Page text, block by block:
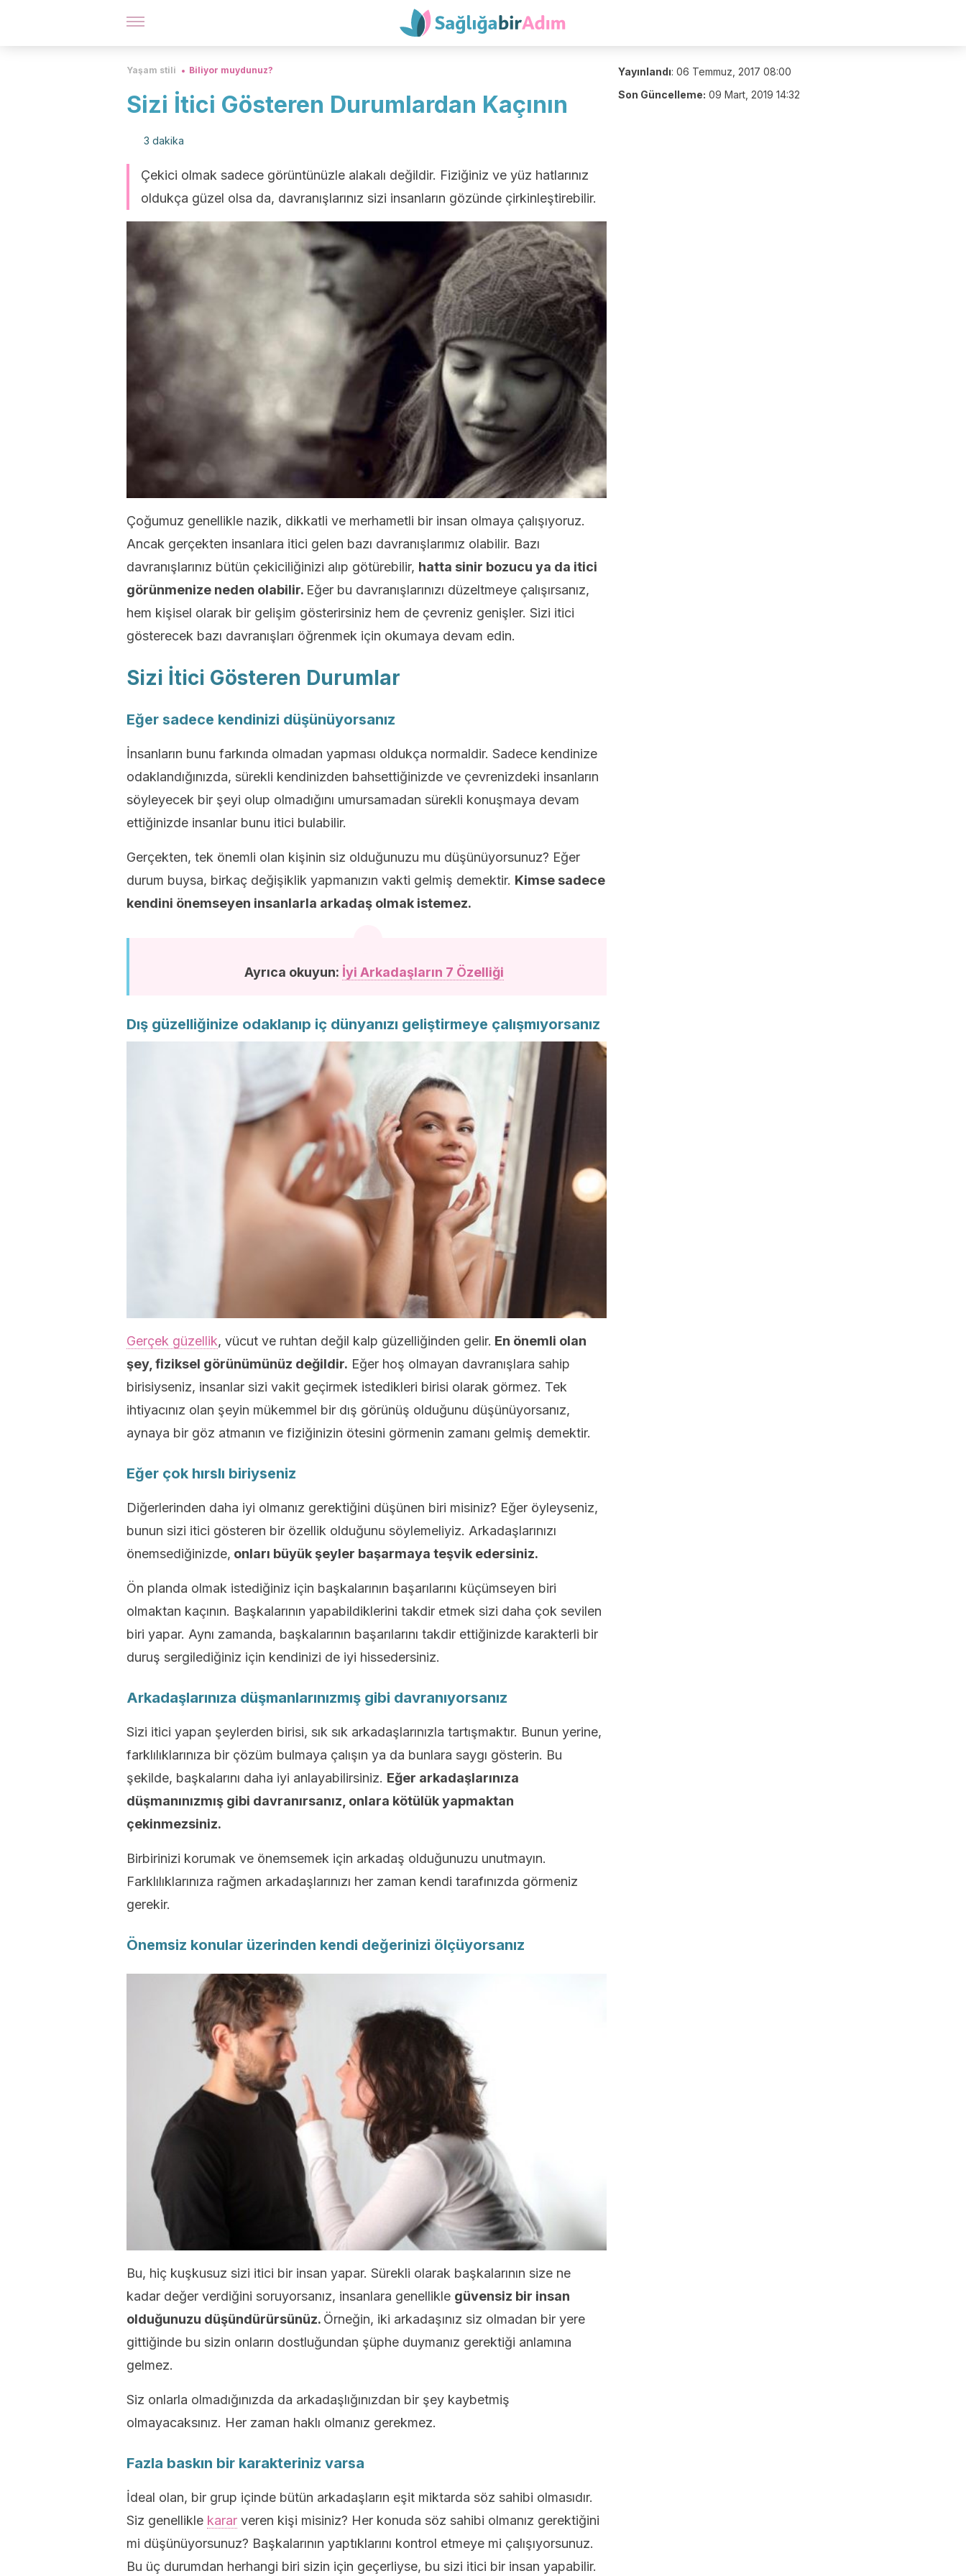
Yaşam stili Biliyor muydunuz?
Sizi İtici Gösteren Durumlardan Kaçının
3 dakika
Çekici olmak sadece görüntünüzle alakalı değildir. Fiziğiniz ve yüz hatlarınız
oldukça güzel olsa da, davranışlarınız sizi insanların gözünde çirkinleştirebilir.
Çoğumuz genellikle nazik, dikkatli ve merhametli bir insan olmaya çalışıyoruz.
Ancak gerçekten insanlara itici gelen bazı davranışlarımız olabilir. Bazı
davranışlarınız bütün çekiciliğinizi alıp götürebilir, hatta sinir bozucu ya da itici
görünmenize neden olabilir. Eğer bu davranışlarınızı düzeltmeye çalışırsanız,
hem kişisel olarak bir gelişim gösterirsiniz hem de çevreniz genişler. Sizi itici
gösterecek bazı davranışları öğrenmek için okumaya devam edin.
Sizi İtici Gösteren Durumlar
Eğer sadece kendinizi düşünüyorsanız
İnsanların bunu farkında olmadan yapması oldukça normaldir. Sadece kendinize
odaklandığınızda, sürekli kendinizden bahsettiğinizde ve çevrenizdeki insanların
söyleyecek bir şeyi olup olmadığını umursamadan sürekli konuşmaya devam
ettiğinizde insanlar bunu itici bulabilir.
Gerçekten, tek önemli olan kişinin siz olduğunuzu mu düşünüyorsunuz? Eğer
durum buysa, birkaç değişiklik yapmanızın vakti gelmiş demektir. Kimse sadece
kendini önemseyen insanlarla arkadaş olmak istemez.
Ayrıca okuyun: İyi Arkadaşların 7 Özelliği
Dış güzelliğinize odaklanıp iç dünyanızı geliştirmeye çalışmıyorsanız
Gerçek güzellik, vücut ve ruhtan değil kalp güzelliğinden gelir. En önemli olan
şey, fiziksel görünümünüz değildir. Eğer hoş olmayan davranışlara sahip
birisiyseniz, insanlar sizi vakit geçirmek istedikleri birisi olarak görmez. Tek
ihtiyacınız olan şeyin mükemmel bir dış görünüş olduğunu düşünüyorsanız,
aynaya bir göz atmanın ve fiziğinizin ötesini görmenin zamanı gelmiş demektir.
Eğer çok hırslı biriyseniz
Diğerlerinden daha iyi olmanız gerektiğini düşünen biri misiniz? Eğer öyleyseniz,
bunun sizi itici gösteren bir özellik olduğunu söylemeliyiz. Arkadaşlarınızı
önemsediğinizde, onları büyük şeyler başarmaya teşvik edersiniz.
Ön planda olmak istediğiniz için başkalarının başarılarını küçümseyen biri
olmaktan kaçının. Başkalarının yapabildiklerini takdir etmek sizi daha çok sevilen
biri yapar. Aynı zamanda, başkalarının başarılarını takdir ettiğinizde karakterli bir
duruş sergilediğiniz için kendinizi de iyi hissedersiniz.
Arkadaşlarınıza düşmanlarınızmış gibi davranıyorsanız
Sizi itici yapan şeylerden birisi, sık sık arkadaşlarınızla tartışmaktır. Bunun yerine,
farklılıklarınıza bir çözüm bulmaya çalışın ya da bunlara saygı gösterin. Bu
şekilde, başkalarını daha iyi anlayabilirsiniz. Eğer arkadaşlarınıza
düşmanınızmış gibi davranırsanız, onlara kötülük yapmaktan
çekinmezsiniz.
Birbirinizi korumak ve önemsemek için arkadaş olduğunuzu unutmayın.
Farklılıklarınıza rağmen arkadaşlarınızı her zaman kendi tarafınızda görmeniz
gerekir.
Önemsiz konular üzerinden kendi değerinizi ölçüyorsanız
Bu, hiç kuşkusuz sizi itici bir insan yapar. Sürekli olarak başkalarının size ne
kadar değer verdiğini soruyorsanız, insanlara genellikle güvensiz bir insan
olduğunuzu düşündürürsünüz. Örneğin, iki arkadaşınız siz olmadan bir yere
gittiğinde bu sizin onların dostluğundan şüphe duymanız gerektiği anlamına
gelmez.
Siz onlarla olmadığınızda da arkadaşlığınızdan bir şey kaybetmiş
olmayacaksınız. Her zaman haklı olmanız gerekmez.
Fazla baskın bir karakteriniz varsa
İdeal olan, bir grup içinde bütün arkadaşların eşit miktarda söz sahibi olmasıdır.
Siz genellikle karar veren kişi misiniz? Her konuda söz sahibi olmanız gerektiğini
mi düşünüyorsunuz? Başkalarının yaptıklarını kontrol etmeye mi çalışıyorsunuz.
Bu üç durumdan herhangi biri sizin için geçerliyse, bu sizi itici bir insan yapabilir.
Yayınlandı: 06 Temmuz, 2017 08:00
Son Güncelleme: 09 Mart, 2019 14:32